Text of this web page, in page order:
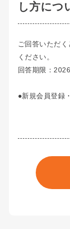
し方につ
ご回答いただく
ください。
回答期限：
●新規会員登録